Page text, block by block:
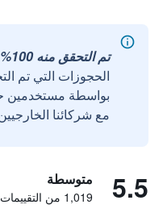
تم التحقق منه 100%
الحجوزات التي تم
مع شركائنا
5.5 متوسطة
1,019 من التقييمات تم التحقق منها